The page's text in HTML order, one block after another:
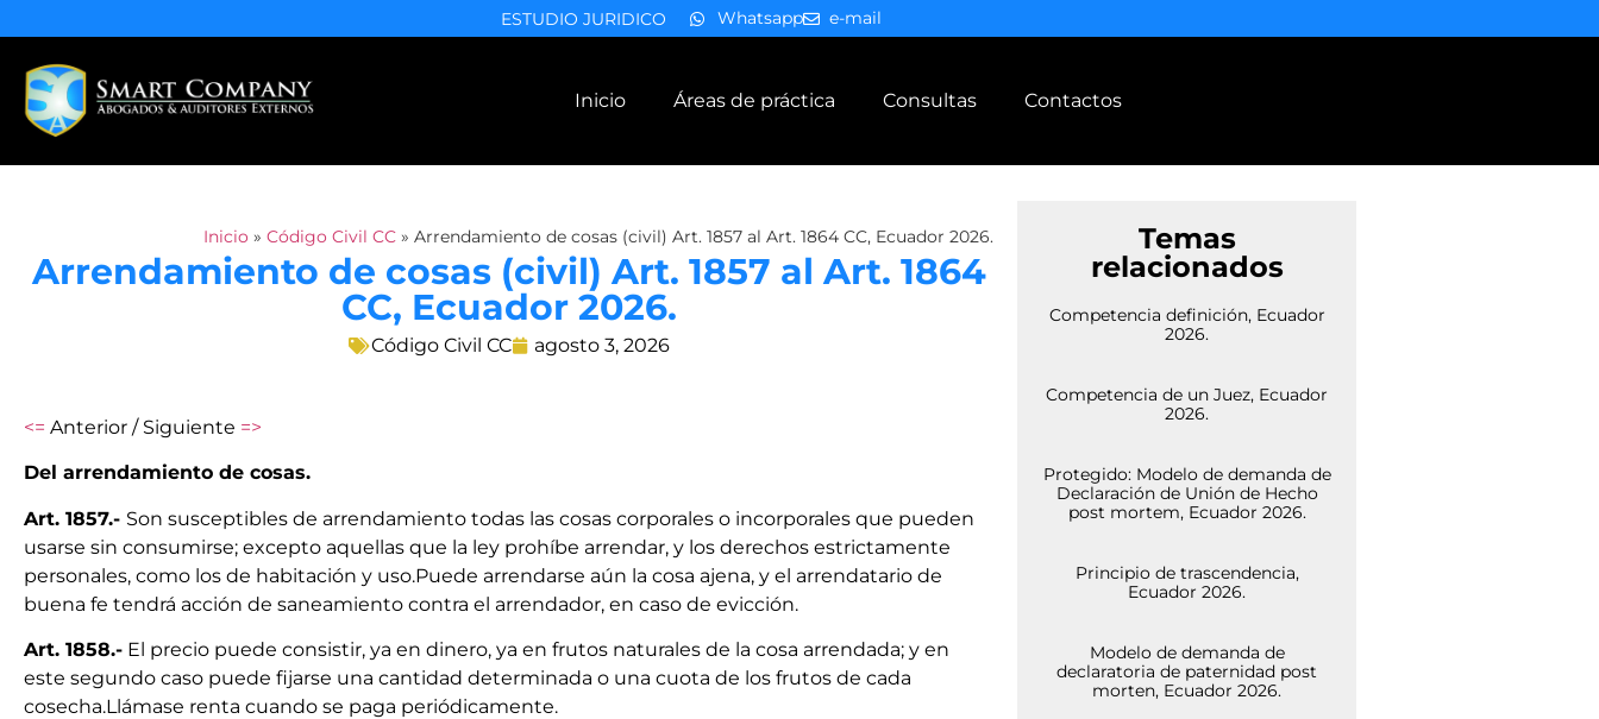
ESTUDIO JURIDICO Whatsapp e-mail
Inicio Áreas de práctica Consultas Contactos
Inicio » Código Civil CC » Arrendamiento de cosas (civil) Art. 1857 al Art. 1864 CC, Ecuador 2026.
Arrendamiento de cosas (civil) Art. 1857 al Art. 1864
CC, Ecuador 2026.
Código Civil CC agosto 3, 2026
<= Anterior / Siguiente =>
Del arrendamiento de cosas.
Art. 1857.- Son susceptibles de arrendamiento todas las cosas corporales o incorporales que pueden
usarse sin consumirse; excepto aquellas que la ley prohíbe arrendar, y los derechos estrictamente
personales, como los de habitación y uso.Puede arrendarse aún la cosa ajena, y el arrendatario de
buena fe tendrá acción de saneamiento contra el arrendador, en caso de evicción.
Art. 1858.- El precio puede consistir, ya en dinero, ya en frutos naturales de la cosa arrendada; y en
este segundo caso puede fijarse una cantidad determinada o una cuota de los frutos de cada
cosecha.Llámase renta cuando se paga periódicamente.
Temas
relacionados
Competencia definición, Ecuador
2026.
Competencia de un Juez, Ecuador
2026.
Protegido: Modelo de demanda de
Declaración de Unión de Hecho
post mortem, Ecuador 2026.
Principio de trascendencia,
Ecuador 2026.
Modelo de demanda de
declaratoria de paternidad post
morten, Ecuador 2026.